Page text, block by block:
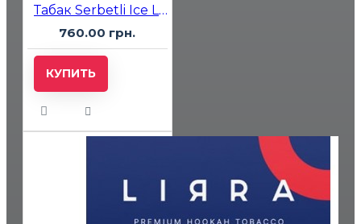
Табак Serbetli Ice Lychee Blueberry (Лед Личи Черника) 500 гр
760.00 грн.
КУПИТЬ